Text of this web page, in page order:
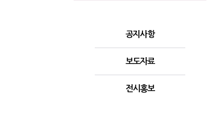
공지사항
보도자료
전시홍보